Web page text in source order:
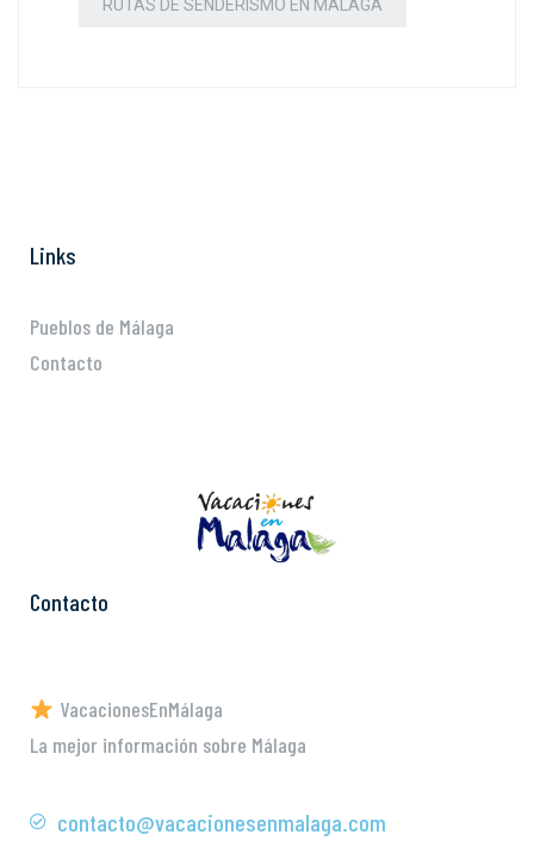
RUTAS DE SENDERISMO EN MÁLAGA
Links
Pueblos de Málaga
Contacto
Contacto
VacacionesEnMálaga
La mejor información sobre Málaga
contacto@vacacionesenmalaga.com